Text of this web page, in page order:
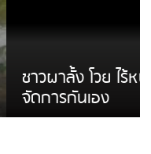
ล ดินสไลด์ ต้อง